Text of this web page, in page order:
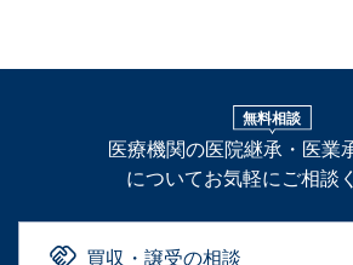
無料相談
医療機関の医院継承・医業
についてお気軽にご相談
買収・譲受の相談